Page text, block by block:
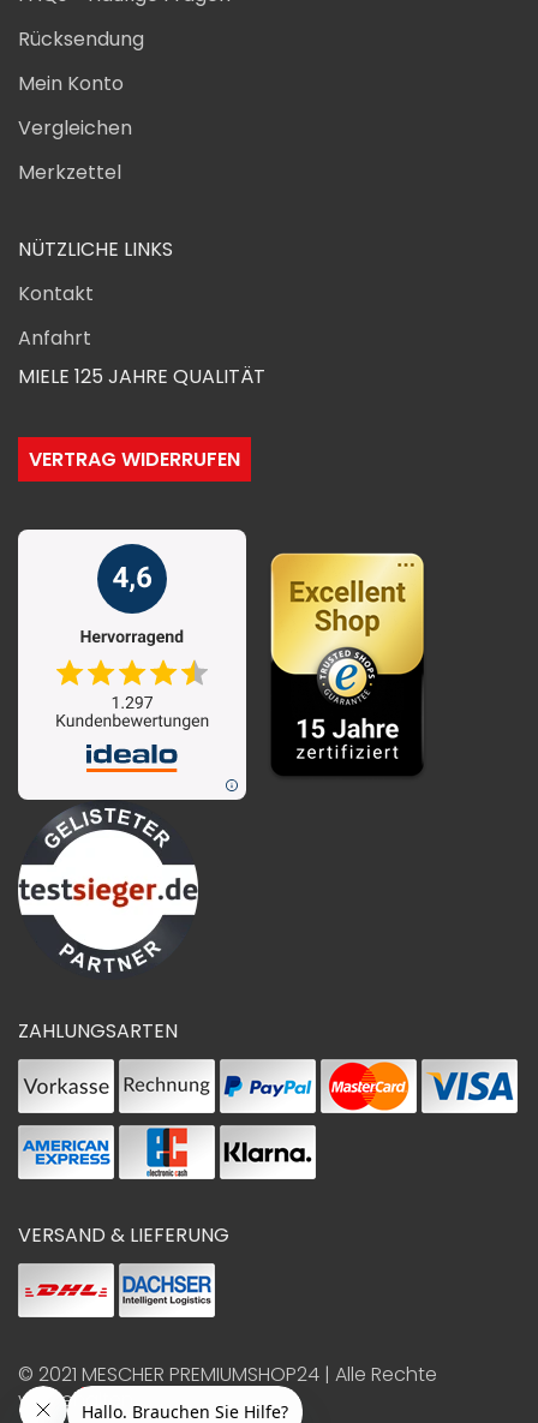
Rücksendung
Mein Konto
Vergleichen
Merkzettel
NÜTZLICHE LINKS
Kontakt
Anfahrt
MIELE 125 JAHRE QUALITÄT
VERTRAG WIDERRUFEN
ZAHLUNGSARTEN
VERSAND & LIEFERUNG
© 2021 MESCHER PREMIUMSHOP24 | Alle Rechte
vorbehalten